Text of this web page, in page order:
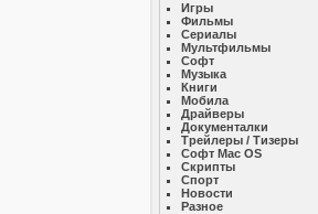
Игры
Фильмы
Сериалы
Мультфильмы
Софт
Музыкa
Книги
Мобила
Драйверы
Документалки
Трейлеры / Тизеры
Софт Mac OS
Скрипты
Спорт
Новости
Разное